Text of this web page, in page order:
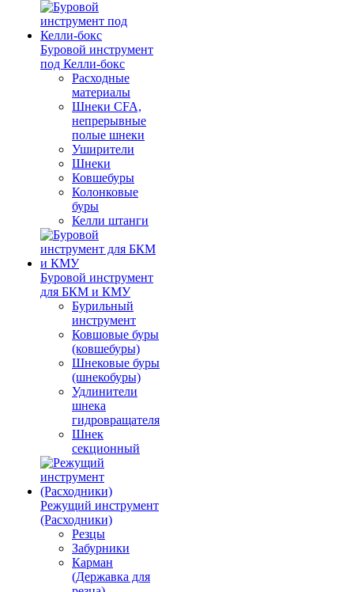
Буровой инструмент
под Келли-бокс
Расходные
материалы
Шнеки CFA,
непрерывные
полые шнеки
Уширители
Шнеки
Ковшебуры
Колонковые
буры
Келли штанги
Буровой инструмент
для БКМ и КМУ
Бурильный
инструмент
Ковшовые буры
(ковшебуры)
Шнековые буры
(шнекобуры)
Удлинители
шнека
гидровращателя
Шнек
секционный
Режущий инструмент
(Расходники)
Резцы
Забурники
Карман
(Державка для